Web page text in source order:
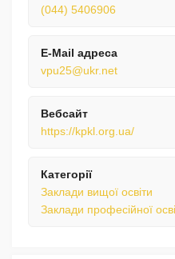
(044) 5406906
E-Mail адреса
vpu25@ukr.net
Вебсайт
https://kpkl.org.ua/
Категорії
Заклади вищої освіти
Заклади професійної